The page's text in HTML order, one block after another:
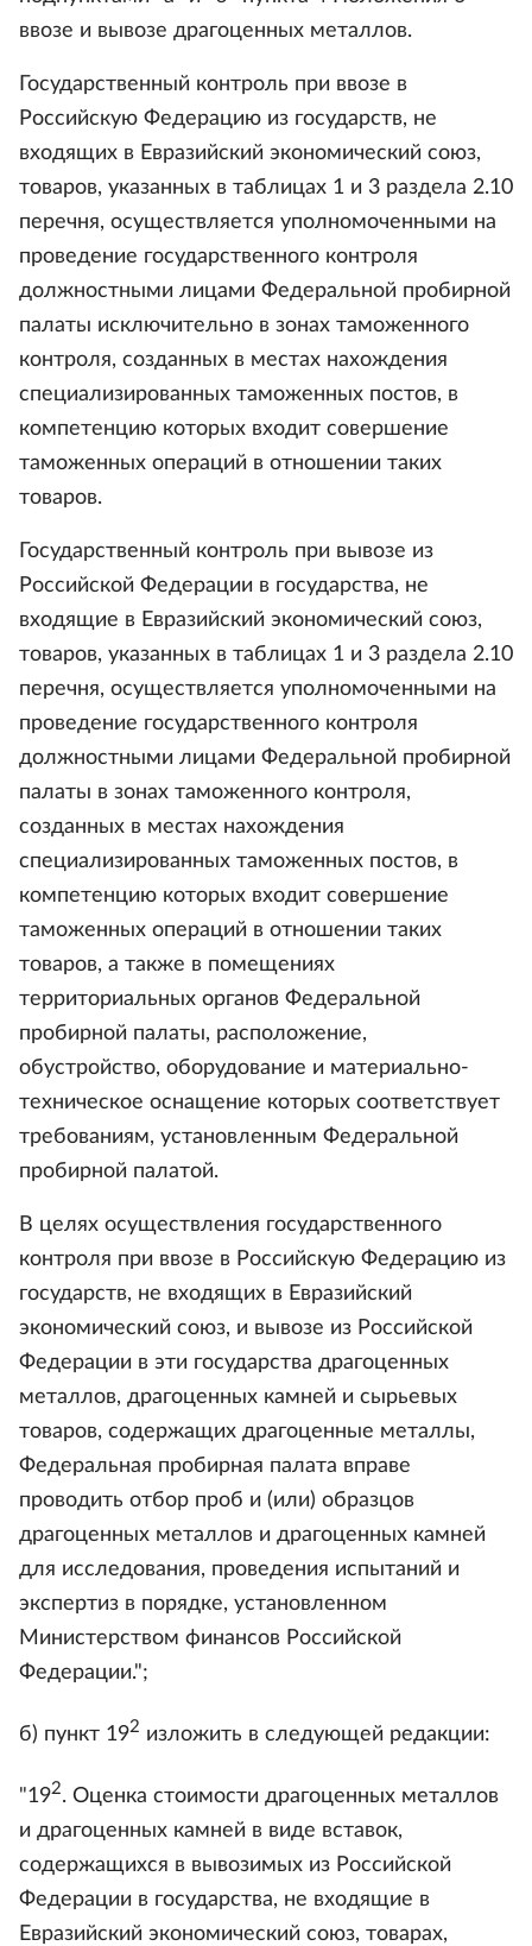
ввозе и вывозе драгоценных металлов.
Государственный контроль при ввозе в
Российскую Федерацию из государств, не
входящих в Евразийский экономический союз,
товаров, указанных в таблицах 1 и 3 раздела 2.10
перечня, осуществляется уполномоченными на
проведение государственного контроля
должностными лицами Федеральной пробирной
палаты исключительно в зонах таможенного
контроля, созданных в местах нахождения
специализированных таможенных постов, в
компетенцию которых входит совершение
таможенных операций в отношении таких
товаров.
Государственный контроль при вывозе из
Российской Федерации в государства, не
входящие в Евразийский экономический союз,
товаров, указанных в таблицах 1 и 3 раздела 2.10
перечня, осуществляется уполномоченными на
проведение государственного контроля
должностными лицами Федеральной пробирной
палаты в зонах таможенного контроля,
созданных в местах нахождения
специализированных таможенных постов, в
компетенцию которых входит совершение
таможенных операций в отношении таких
товаров, а также в помещениях
территориальных органов Федеральной
пробирной палаты, расположение,
обустройство, оборудование и материально-
техническое оснащение которых соответствует
требованиям, установленным Федеральной
пробирной палатой.
В целях осуществления государственного
контроля при ввозе в Российскую Федерацию из
государств, не входящих в Евразийский
экономический союз, и вывозе из Российской
Федерации в эти государства драгоценных
металлов, драгоценных камней и сырьевых
товаров, содержащих драгоценные металлы,
Федеральная пробирная палата вправе
проводить отбор проб и (или) образцов
драгоценных металлов и драгоценных камней
для исследования, проведения испытаний и
экспертиз в порядке, установленном
Министерством финансов Российской
Федерации.";
б) пункт 192 изложить в следующей редакции:
"192. Оценка стоимости драгоценных металлов
и драгоценных камней в виде вставок,
содержащихся в вывозимых из Российской
Федерации в государства, не входящие в
Евразийский экономический союз, товарах,